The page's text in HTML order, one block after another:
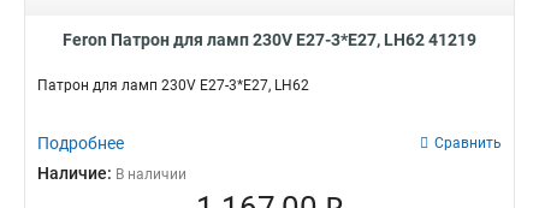
Feron Патрон для ламп 230V Е27-3*Е27, LH62 41219
Патрон для ламп 230V Е27-3*Е27, LH62
Подробнее Сравнить
Наличие: В наличии